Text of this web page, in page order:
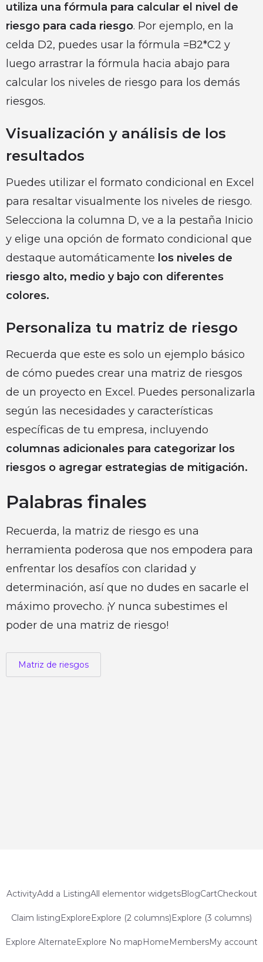
utiliza una fórmula para calcular el nivel de
riesgo para cada riesgo. Por ejemplo, en la
celda D2, puedes usar la fórmula =B2*C2 y
luego arrastrar la fórmula hacia abajo para
calcular los niveles de riesgo para los demás
riesgos.
Visualización y análisis de los
resultados
Puedes utilizar el formato condicional en Excel
para resaltar visualmente los niveles de riesgo.
Selecciona la columna D, ve a la pestaña Inicio
y elige una opción de formato condicional que
destaque automáticamente los niveles de
riesgo alto, medio y bajo con diferentes
colores.
Personaliza tu matriz de riesgo
Recuerda que este es solo un ejemplo básico
de cómo puedes crear una matriz de riesgos
de un proyecto en Excel. Puedes personalizarla
según las necesidades y características
específicas de tu empresa, incluyendo
columnas adicionales para categorizar los
riesgos o agregar estrategias de mitigación.
Palabras finales
Recuerda, la matriz de riesgo es una
herramienta poderosa que nos empodera para
enfrentar los desafíos con claridad y
determinación, así que no dudes en sacarle el
máximo provecho. ¡Y nunca subestimes el
poder de una matriz de riesgo!
Matriz de riesgos
ActivityAdd a ListingAll elementor widgetsBlogCartCheckout
Claim listingExploreExplore (2 columns)Explore (3 columns)
Explore AlternateExplore No mapHomeMembersMy account